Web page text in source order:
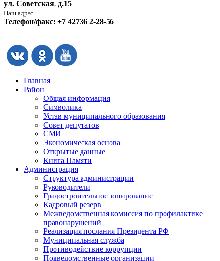
ул. Советская, д.15
Наш адрес
Телефон/факс: +7 42736 2-28-56
Главная
Район
Общая информация
Символика
Устав муниципального образования
Совет депутатов
СМИ
Экономическая основа
Открытые данные
Книга Памяти
Администрация
Структура администрации
Руководители
Градостроительное зонирование
Кадровый резерв
Межведомственная комиссия по профилактике
правонарушений
Реализация послания Президента РФ
Муниципальная служба
Противодействие коррупции
Подведомственные организации